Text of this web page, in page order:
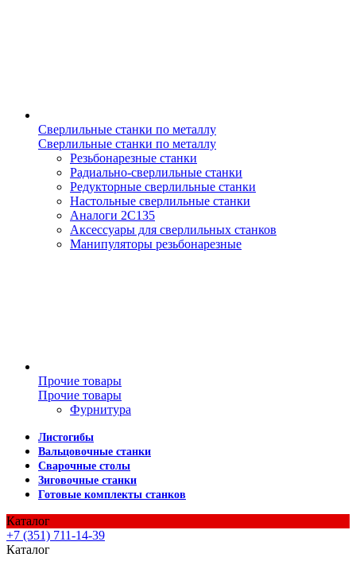
Сверлильные станки по металлу
Сверлильные станки по металлу
Резьбонарезные станки
Радиально-сверлильные станки
Редукторные сверлильные станки
Настольные сверлильные станки
Аналоги 2С135
Аксессуары для сверлильных станков
Манипуляторы резьбонарезные
Прочие товары
Прочие товары
Фурнитура
Листогибы
Вальцовочные станки
Сварочные столы
Зиговочные станки
Готовые комплекты станков
Каталог
+7 (351) 711-14-39
Каталог